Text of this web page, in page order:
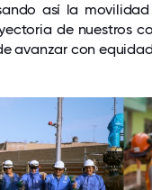
así la
de nuestros
avanzar con